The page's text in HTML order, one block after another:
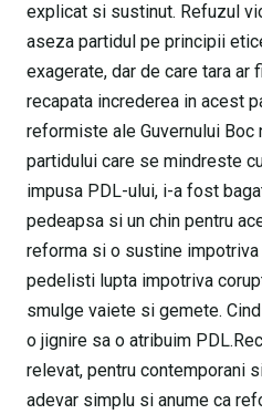
explicat si sustinut. Refuzul
aseza partidul pe principii
exagerate, dar de care tara ar
recapata increderea in acest
reformiste ale Guvernului Boc
partidului care se mindreste
impusa PDL-ului, i-a fost
pedeapsa si un chin pentru
reforma si o sustine
pedelisti lupta impotriva
smulge vaiete si gemete.
o jignire sa o atribuim
relevat, pentru contemporani
adevar simplu si anume ca